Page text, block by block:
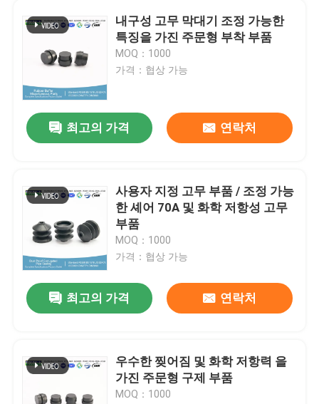
내구성 고무 막대기 조정 가능한
특징을 가진 주문형 부착 부품
MOQ：1000
가격：협상 가능
최고의 가격 연락처
사용자 지정 고무 부품 / 조정 가능
한 셰어 70A 및 화학 저항성 고무
부품
MOQ：1000
가격：협상 가능
최고의 가격 연락처
우수한 찢어짐 및 화학 저항력 을
가진 주문형 구제 부품
MOQ：1000